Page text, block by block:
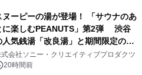
ヌーピーの湯が登場！ 「サウナのあ
に楽しむPEANUTS」第2弾 渋谷
人気銭湯「改良湯」と期間限定のコ
ボレーション サウナイキタイコラ
グッズも発売決定！
会社ソニー・クリエイティブプロダクツ
20時間前